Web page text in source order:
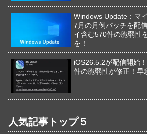
Windows Update：マ
7月の月例パッチを配
イ含む570件の脆弱性
を！
iOS26.5.2が配信開始
件の脆弱性が修正！早
人気記事トップ５